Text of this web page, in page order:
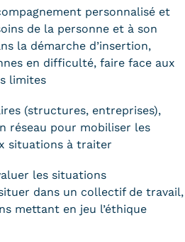
personnalisé et
de la personne et à son
la démarche d’insertion,
en difficulté, faire face aux
limites
(structures, entreprises),
réseau pour mobiliser les
situations à traiter
les situations
dans un collectif de travail,
mettant en jeu l’éthique